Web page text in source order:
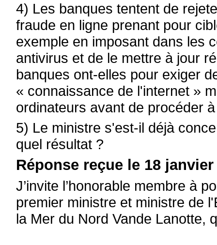
4) Les banques tentent de
fraude en ligne prenant pour
exemple en imposant dans les
antivirus et de le mettre à jour
banques ont-elles pour exiger
« connaissance de l'internet »
ordinateurs avant de procéder
5) Le ministre s'est-il déjà
quel résultat ?
Réponse reçue le 18 janvier
J’invite l’honorable membre à
premier ministre et ministre de
la Mer du Nord Vande Lanotte,